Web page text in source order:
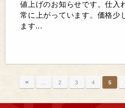
値上げのお知らせです。仕入
常に上がっています。価格少
ます...
« 2 3 4 5